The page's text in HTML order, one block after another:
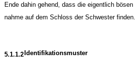
Ende dahin gehend, dass die eigentlich
nahme auf dem Schloss der Schwester finden.
5.1.1.2Identifikationsmuster